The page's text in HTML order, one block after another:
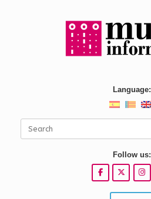
Language:
Follow us: